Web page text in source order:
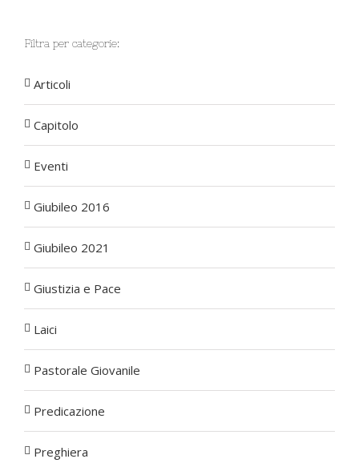
Filtra per categorie:
Articoli
Capitolo
Eventi
Giubileo 2016
Giubileo 2021
Giustizia e Pace
Laici
Pastorale Giovanile
Predicazione
Preghiera